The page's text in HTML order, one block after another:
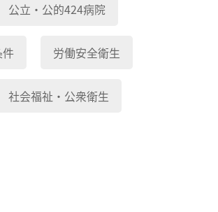
公立・公的424病院
労働安全衛生
社会福祉・公衆衛生